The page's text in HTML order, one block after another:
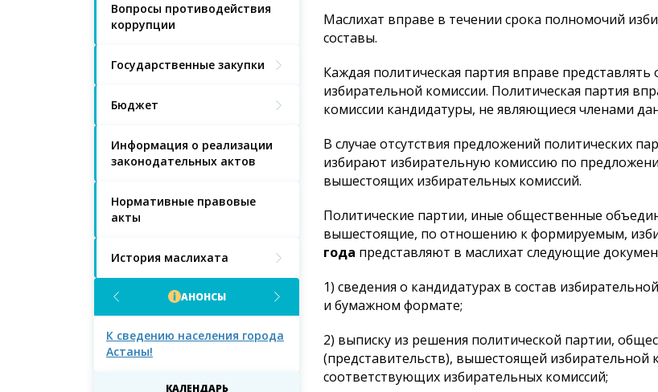
Вопросы противодействия
коррупции
Государственные закупки
Бюджет
Информация о реализации
законодательных актов
Нормативные правовые
акты
История маслихата
АНОНСЫ
К сведению населения города
Астаны и депутатов
восьмого созыва!
К сведению населения города
Астаны!
К сведению населения города
Астаны и депутатов
маслихата города Астаны
восьмого созыва!
Маслихат вправе в течении срока полномочий
составы.
Каждая политическая партия вправе
избирательной комиссии. Политическая партия
комиссии кандидатуры, не являющиеся членами
В случае отсутствия предложений политических
избирают избирательную комиссию по
вышестоящих избирательных комиссий.
Политические партии, иные общественные
вышестоящие, по отношению к формируемым,
года представляют в маслихат следующие
1) сведения о кандидатурах в состав
и бумажном формате;
2) выписку из решения политической партии,
(представительств), вышестоящей избирательной
соответствующих избирательных комиссий;